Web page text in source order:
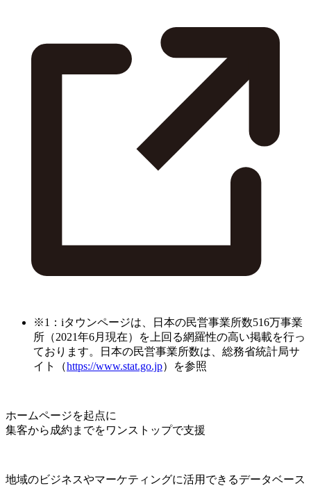
※1：iタウンページは、日本の民営事業所数516万事業
所（2021年6月現在）を上回る網羅性の高い掲載を行っ
ております。日本の民営事業所数は、総務省統計局サ
イト（https://www.stat.go.jp）を参照
ホームページを起点に
集客から成約までをワンストップで支援
地域のビジネスやマーケティングに活用できるデータベース